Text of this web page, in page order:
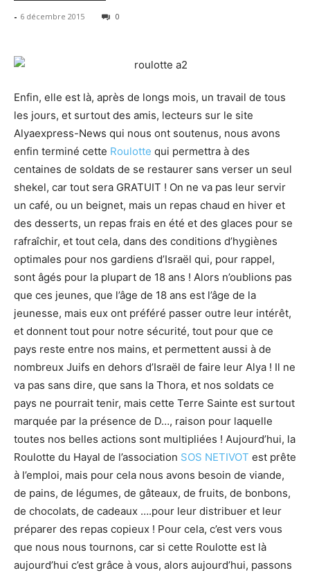
- 6 décembre 2015 0
Enfin, elle est là, après de longs mois, un travail de tous
les jours, et surtout des amis, lecteurs sur le site
Alyaexpress-News qui nous ont soutenus, nous avons
enfin terminé cette Roulotte qui permettra à des
centaines de soldats de se restaurer sans verser un seul
shekel, car tout sera GRATUIT ! On ne va pas leur servir
un café, ou un beignet, mais un repas chaud en hiver et
des desserts, un repas frais en été et des glaces pour se
rafraîchir, et tout cela, dans des conditions d’hygiènes
optimales pour nos gardiens d’Israël qui, pour rappel,
sont âgés pour la plupart de 18 ans ! Alors n’oublions pas
que ces jeunes, que l’âge de 18 ans est l’âge de la
jeunesse, mais eux ont préféré passer outre leur intérêt,
et donnent tout pour notre sécurité, tout pour que ce
pays reste entre nos mains, et permettent aussi à de
nombreux Juifs en dehors d’Israël de faire leur Alya ! Il ne
va pas sans dire, que sans la Thora, et nos soldats ce
pays ne pourrait tenir, mais cette Terre Sainte est surtout
marquée par la présence de D…, raison pour laquelle
toutes nos belles actions sont multipliées ! Aujourd’hui, la
Roulotte du Hayal de l’association SOS NETIVOT est prête
à l’emploi, mais pour cela nous avons besoin de viande,
de pains, de légumes, de gâteaux, de fruits, de bonbons,
de chocolats, de cadeaux ….pour leur distribuer et leur
préparer des repas copieux ! Pour cela, c’est vers vous
que nous nous tournons, car si cette Roulotte est là
aujourd’hui c’est grâce à vous, alors aujourd’hui, passons